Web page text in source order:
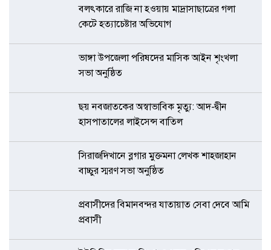
বলৎকারে রাজি না হওয়ায় মাদ্রাসাছাত্রের গলা
কেটে হত্যাচেষ্টার অভিযোগ
ভাঙ্গা উপজেলা পরিষদের মাসিক আইন শৃংখলা
সভা অনুষ্ঠিত
ছয় নবজাতকের অস্বাভাবিক মৃত্যু: আদ-দ্বীন
হাসপাতালের লাইসেন্স বাতিল
সিরাজদিখানে ব্লগার মুক্তমনা লেখক শাহজাহান
বাচ্চুর স্মরণ সভা অনুষ্ঠিত
প্রবাসীদের বিমানবন্দর যাতায়াত সেবা দেবে আমি
প্রবাসী